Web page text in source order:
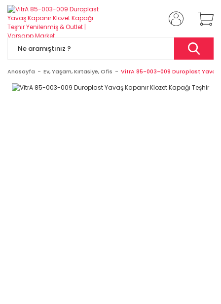
Anasayfa Ev, Yaşam, Kırtasiye, Ofis VitrA 85-003-009 Duroplast Yavaş